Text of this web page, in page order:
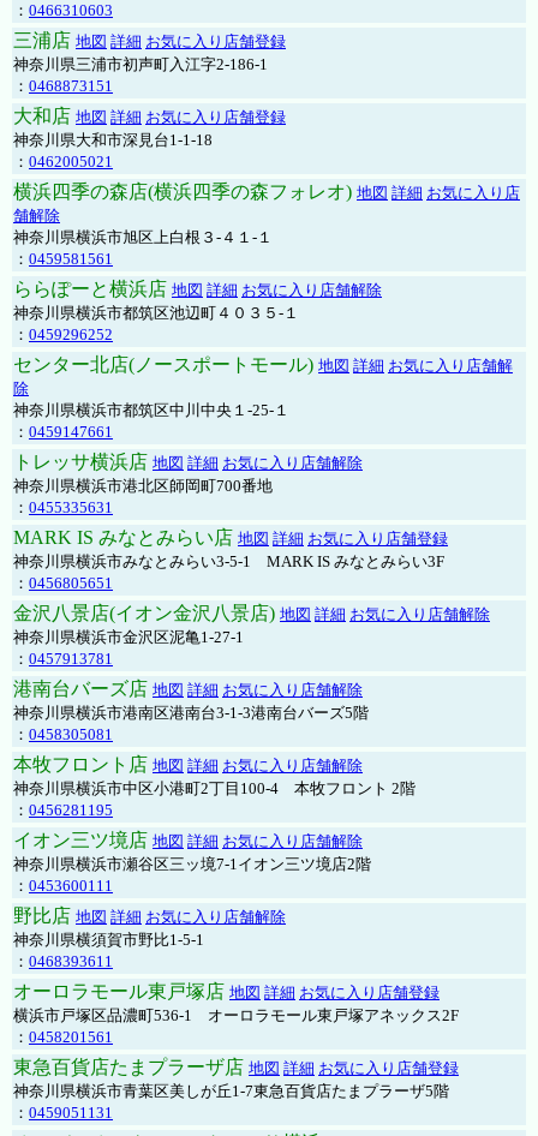
： 0466310603
三浦店 地図 詳細 お気に入り店舗登録
神奈川県三浦市初声町入江字2-186-1
： 0468873151
大和店 地図 詳細 お気に入り店舗登録
神奈川県大和市深見台1-1-18
： 0462005021
横浜四季の森店(横浜四季の森フォレオ) 地図 詳細 お気に入り店
舗解除
神奈川県横浜市旭区上白根３-４１-１
： 0459581561
ららぽーと横浜店 地図 詳細 お気に入り店舗解除
神奈川県横浜市都筑区池辺町４０３５-１
： 0459296252
センター北店(ノースポートモール) 地図 詳細 お気に入り店舗解
除
神奈川県横浜市都筑区中川中央１-25-１
： 0459147661
トレッサ横浜店 地図 詳細 お気に入り店舗解除
神奈川県横浜市港北区師岡町700番地
： 0455335631
MARK IS みなとみらい店 地図 詳細 お気に入り店舗登録
神奈川県横浜市みなとみらい3-5-1 MARK IS みなとみらい3F
： 0456805651
金沢八景店(イオン金沢八景店) 地図 詳細 お気に入り店舗解除
神奈川県横浜市金沢区泥亀1-27-1
： 0457913781
港南台バーズ店 地図 詳細 お気に入り店舗解除
神奈川県横浜市港南区港南台3-1-3港南台バーズ5階
： 0458305081
本牧フロント店 地図 詳細 お気に入り店舗解除
神奈川県横浜市中区小港町2丁目100-4 本牧フロント 2階
： 0456281195
イオン三ツ境店 地図 詳細 お気に入り店舗解除
神奈川県横浜市瀬谷区三ッ境7-1イオン三ツ境店2階
： 0453600111
野比店 地図 詳細 お気に入り店舗解除
神奈川県横須賀市野比1-5-1
： 0468393611
オーロラモール東戸塚店 地図 詳細 お気に入り店舗登録
横浜市戸塚区品濃町536-1 オーロラモール東戸塚アネックス2F
： 0458201561
東急百貨店たまプラーザ店 地図 詳細 お気に入り店舗登録
神奈川県横浜市青葉区美しが丘1-7東急百貨店たまプラーザ5階
： 0459051131